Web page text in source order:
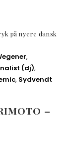
på nyere dansk
,
(dj),
, Sydvendt
–